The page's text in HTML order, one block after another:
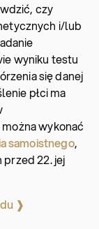
czy
i/lub
wyniku testu
się danej
płci ma
wykonać
samoistnego,
22. jej
❱